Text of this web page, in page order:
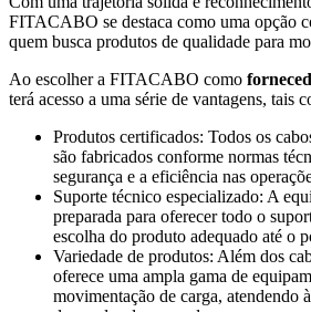
FITACABO se destaca como uma opção
quem busca produtos de qualidade para
Ao escolher a FITACABO como
terá acesso a uma série de vantagens, tais
Produtos certificados: Todos os
são fabricados conforme normas
segurança e a eficiência nas
Suporte técnico especializado: A
preparada para oferecer todo o
escolha do produto adequado até o
Variedade de produtos: Além dos
oferece uma ampla gama de
movimentação de carga, atendendo